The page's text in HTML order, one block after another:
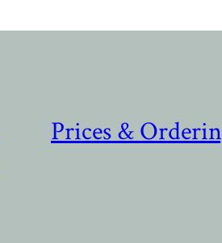
Prices &